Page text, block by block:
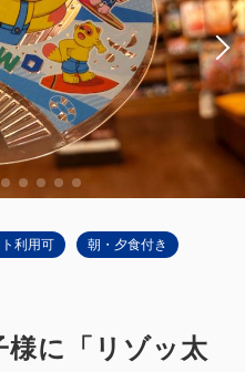
大人2名1室
税・手数料込
合計 54,000
Fiあり（無料）
利用可 朝・夕食付き
様に「リゾッ太